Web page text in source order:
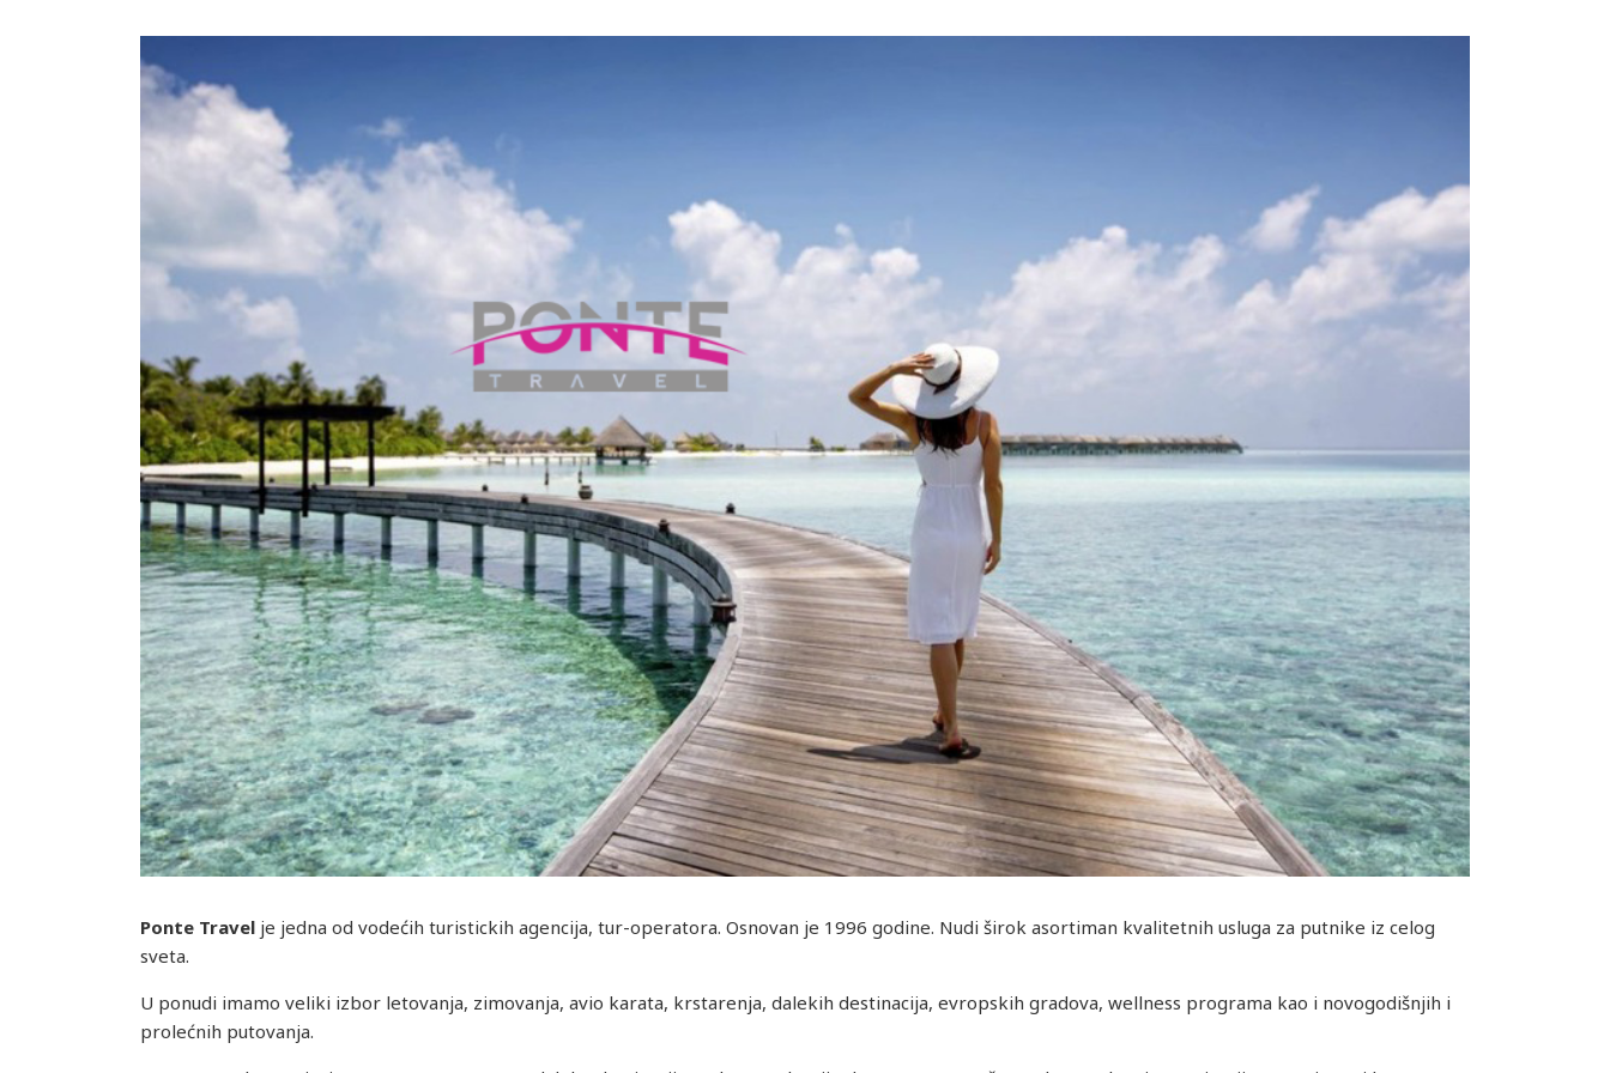
Ponte Travel je jedna od vodećih turistickih agencija, tur-operatora. Osnovan je 1996 godine. Nudi širok asortiman kvalitetnih usluga za putnike iz celog
sveta.
U ponudi imamo veliki izbor letovanja, zimovanja, avio karata, krstarenja, dalekih destinacija, evropskih gradova, wellness programa kao i novogodišnjih i
prolećnih putovanja.